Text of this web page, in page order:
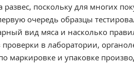
развес, поскольку для многих
очередь образцы
вид мяса и насколько
проверки в лаборатории,
маркировке и упаковке